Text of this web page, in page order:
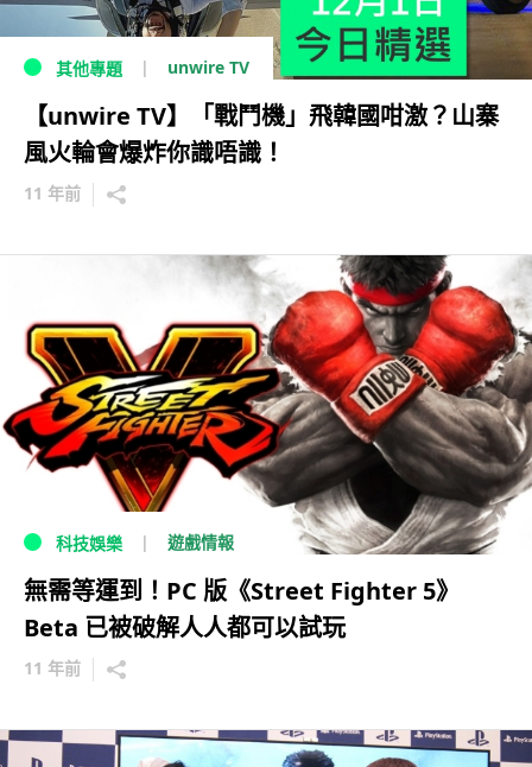
其他專題 unwire TV
【unwire TV】「戰鬥機」飛韓國咁激？山寨
風火輪會爆炸你識唔識！
11 年前
科技娛樂 遊戲情報
無需等運到！PC 版《Street Fighter 5》
Beta 已被破解人人都可以試玩
11 年前